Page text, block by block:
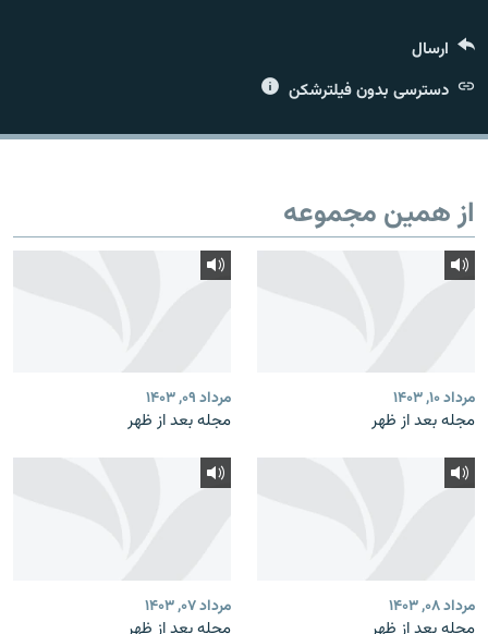
زبان‌های دیگر
ارسال
دسترسی بدون فیلترشکن
از همین مجموعه
مرداد ۱۰, ۱۴۰۳
مجله بعد از ظهر
مرداد ۰۹, ۱۴۰۳
مجله بعد از ظهر
مرداد ۰۸, ۱۴۰۳
مجله بعد از ظهر
مرداد ۰۷, ۱۴۰۳
مجله بعد از ظهر